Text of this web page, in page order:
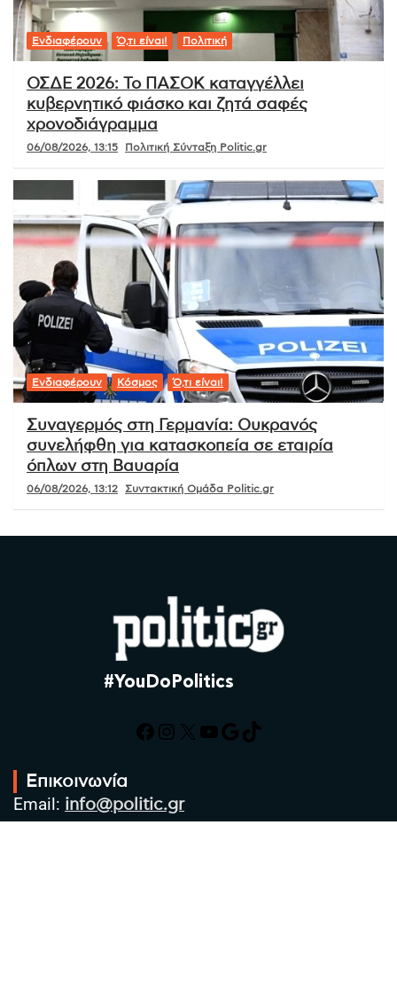
Ενδιαφέρουν Ό,τι είναι! Πολιτική
ΟΣΔΕ 2026: Το ΠΑΣΟΚ καταγγέλλει
κυβερνητικό φιάσκο και ζητά σαφές
χρονοδιάγραμμα
06/08/2026, 13:15 Πολιτική Σύνταξη Politic.gr
Ενδιαφέρουν Κόσμος Ό,τι είναι!
Συναγερμός στη Γερμανία: Ουκρανός
συνελήφθη για κατασκοπεία σε εταιρία
όπλων στη Βαυαρία
06/08/2026, 13:12 Συντακτική Ομάδα Politic.gr
#YouDoPolitics
Facebook
Instagram
X YouTube
Google
TikTok
Επικοινωνία
Email: info@politic.gr
Τηλ: